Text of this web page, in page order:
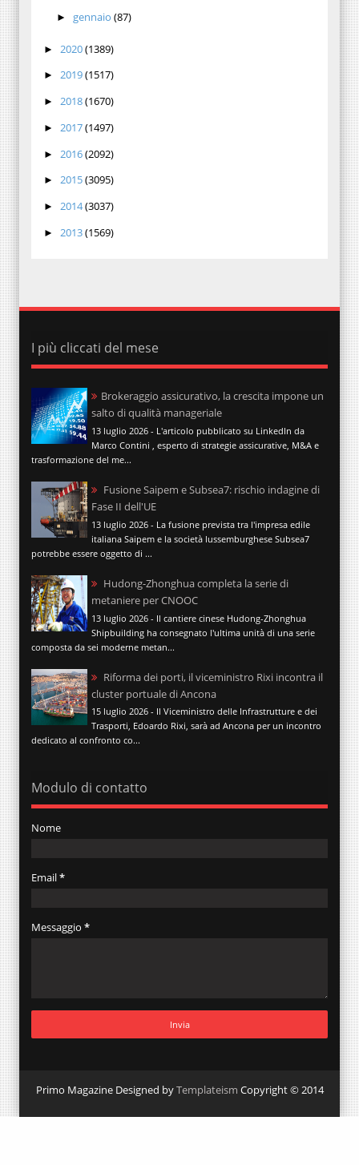
► gennaio (87)
► 2020(1389)
► 2019(1517)
► 2018(1670)
► 2017(1497)
► 2016(2092)
► 2015(3095)
► 2014(3037)
► 2013(1569)
I più cliccati del mese
Brokeraggio assicurativo, la crescita impone un
salto di qualità manageriale
13 luglio 2026 - L'articolo pubblicato su LinkedIn da
Marco Contini , esperto di strategie assicurative, M&A e
trasformazione del me...
Fusione Saipem e Subsea7: rischio indagine di
Fase II dell'UE
13 luglio 2026 - La fusione prevista tra l'impresa edile
italiana Saipem e la società lussemburghese Subsea7
potrebbe essere oggetto di ...
Hudong-Zhonghua completa la serie di
metaniere per CNOOC
13 luglio 2026 - Il cantiere cinese Hudong-Zhonghua
Shipbuilding ha consegnato l'ultima unità di una serie
composta da sei moderne metan...
Riforma dei porti, il viceministro Rixi incontra il
cluster portuale di Ancona
15 luglio 2026 - Il Viceministro delle Infrastrutture e dei
Trasporti, Edoardo Rixi, sarà ad Ancona per un incontro
dedicato al confronto co...
Modulo di contatto
Nome
Email*
Messaggio *
Primo Magazine Designed byTemplateism Copyright © 2014